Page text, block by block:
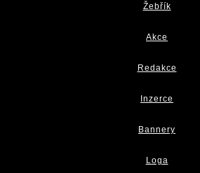
Žebřík
Akce
Redakce
Inzerce
Bannery
Loga